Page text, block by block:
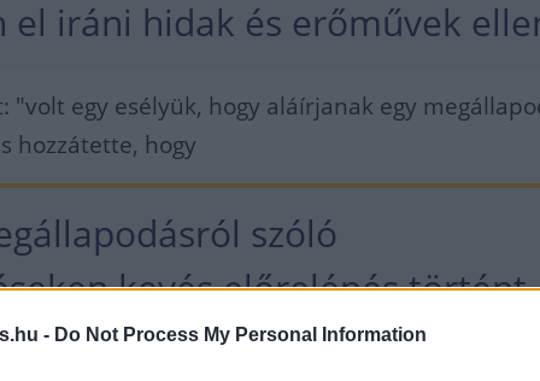
- Do Not Process My Personal Information
el iráni hidak és erőművek
"volt egy esélyük, hogy aláírjanak egy
hozzátette, hogy
szóló
kevés előrelépés történt.